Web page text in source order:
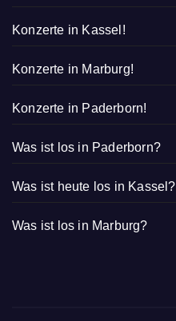
Konzerte in Kassel!
Konzerte in Marburg!
Konzerte in Paderborn!
Was ist los in Paderborn?
Was ist heute los in Kassel?
Was ist los in Marburg?